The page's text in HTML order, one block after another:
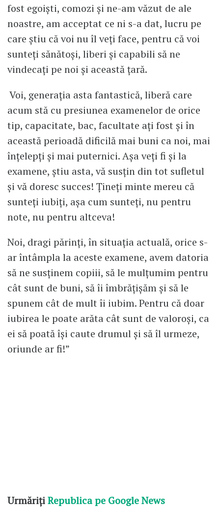
fost egoiști, comozi și ne-am văzut de ale
noastre, am acceptat ce ni s-a dat, lucru pe
care știu că voi nu îl veți face, pentru că voi
sunteți sănătoși, liberi și capabili să ne
vindecați pe noi și această țară.
Voi, generația asta fantastică, liberă care
acum stă cu presiunea examenelor de orice
tip, capacitate, bac, facultate ați fost și în
această perioadă dificilă mai buni ca noi, mai
înțelepți și mai puternici. Așa veți fi și la
examene, știu asta, vă susțin din tot sufletul
și vă doresc succes! Țineți minte mereu că
sunteți iubiți, așa cum sunteți, nu pentru
note, nu pentru altceva!
Noi, dragi părinți, în situația actuală, orice s-
ar întâmpla la aceste examene, avem datoria
să ne susținem copiii, să le mulțumim pentru
cât sunt de buni, să îi îmbrățișăm și să le
spunem cât de mult îi iubim. Pentru că doar
iubirea le poate arăta cât sunt de valoroși, ca
ei să poată își caute drumul și să îl urmeze,
oriunde ar fi!”
UrmărițiRepublica pe Google News